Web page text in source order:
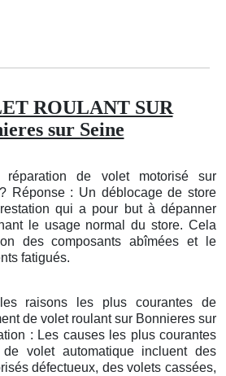
ROULANT SUR
sur Seine
de volet motorisé sur
Réponse : Un déblocage de store
qui a pour but à dépanner
le usage normal du store. Cela
des composants abîmées et le
fatigués.
raisons les plus courantes de
de volet roulant sur Bonnieres sur
: Les causes les plus courantes
volet automatique incluent des
défectueux, des volets cassées,